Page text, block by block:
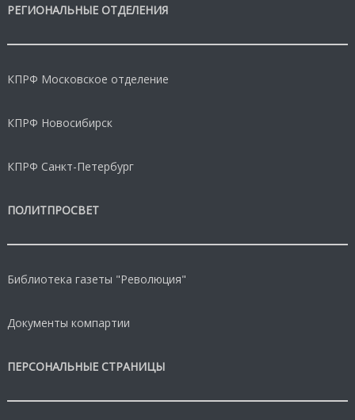
РЕГИОНАЛЬНЫЕ ОТДЕЛЕНИЯ
КПРФ Московское отделение
КПРФ Новосибирск
КПРФ Санкт-Петербург
ПОЛИТПРОСВЕТ
Библиотека газеты "Революция"
Документы компартии
ПЕРСОНАЛЬНЫЕ СТРАНИЦЫ